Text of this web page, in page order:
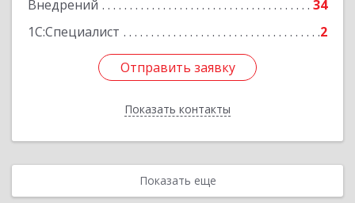
Внедрений
34
1С:Специалист
2
Отправить заявку
Показать контакты
Отправить заявку
Назад
Показать еще